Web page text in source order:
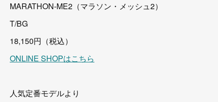
MARATHON-ME2（マラソン・メッシュ2）
T/BG
18,150円（税込）
ONLINE SHOPはこちら
人気定番モデルより